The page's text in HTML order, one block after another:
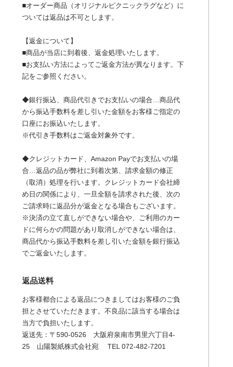
■オーダー商品（オリジナルピクニックラグなど）に
ついては返品は不可とします。
【返金について】
■商品が当店に到着後、返金処理いたします。
■お支払い方法によってご返金方法が異なります。下
記をご参照ください。
◆銀行振込、商品代引きでお支払いの場合…商品代
から振込手数料を差し引いた金額をお客様ご指定の
口座にお振込いたします。
※代引き手数料はご返金対象外です。
◆クレジットカード、Amazon Payでお支払いの場
合…返品の品が弊社に到着次第、請求金額の修正
（取消）処理を行います。クレジットカード会社締
め日の関係により、一旦全額を請求された後、次の
ご請求時に返品分が返金となる場合もございます。
※決済の立て直しができない場合や、ご利用のカー
ドに何らかの問題があり取消しができない場合は、
商品代から振込手数料を差し引いた金額を銀行振込
でご返金いたします。
返品送料
お客様都合による返品につきましてはお客様のご負
担とさせていただきます。不良品に該当する場合は
当方で負担いたします。
返送先：〒590-0526 大阪府泉南市男里六丁目4-
25 山陽製紙株式会社宛 TEL 072-482-7201